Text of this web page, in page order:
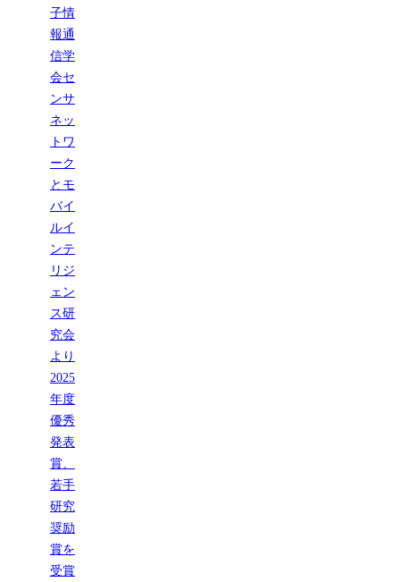
子情
報通
信学
会セ
ンサ
ネッ
トワ
ーク
とモ
バイ
ルイ
ンテ
リジ
ェン
ス研
究会
より
2025
年度
優秀
発表
賞、
若手
研究
奨励
賞を
受賞